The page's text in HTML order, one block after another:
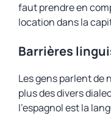
faut prendre en
location dans la
Barrières
Les gens parlent de
plus des divers
l’espagnol est la